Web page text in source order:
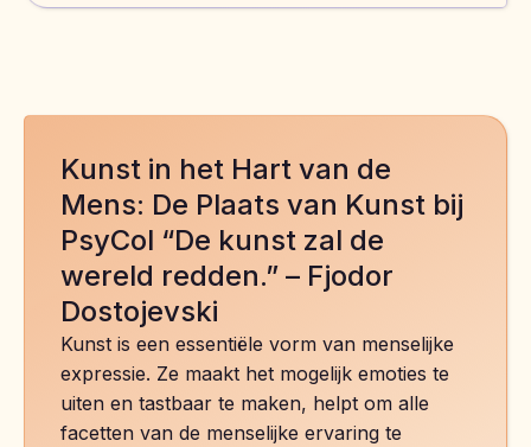
Kunst in het Hart van de
Mens: De Plaats van Kunst bij
PsyCol “De kunst zal de
wereld redden.” – Fjodor
Dostojevski
Kunst is een essentiële vorm van menselijke
expressie. Ze maakt het mogelijk emoties te
uiten en tastbaar te maken, helpt om alle
facetten van de menselijke ervaring te